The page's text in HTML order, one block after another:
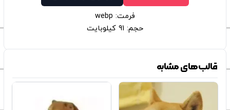
فرمت: webp
حجم: 91 کیلوبایت
قالب‌های مشابه